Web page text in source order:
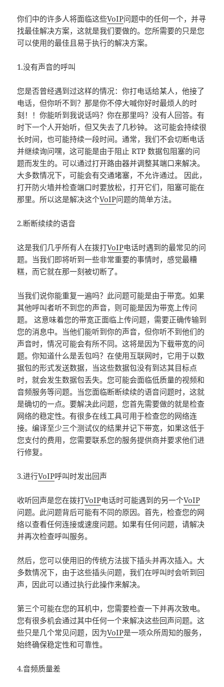
你们中的许多人将面临这些VoIP问题中的任何一个，并寻
找最佳解决方案，这就是我们要做的。您所需要的只是您
可以使用的最佳且易于执行的解决方案。
1.没有声音的呼叫
您是否曾经遇到过这样的情况：你打电话给某人，他接了
电话，但你听不到？那是你不停大喊你好时最烦人的时
刻！！你能听到我说话吗？你在那里吗？没有人回答。有
时下一个人开始听，但又失去了几秒钟。 这可能会持续很
长时间，也可能持续一段时间。通常，我们不会切断电话
并继续询问嘿，这可能是由于阻止 RTP 数据包阻塞的问
题而发生的。可以通过打开路由器并调整其端口来解决。
大多数情况下，可能会有交通堵塞，不允许通过。 因此，
打开防火墙并检查端口时要放松，打开它们，阻塞可能在
那里。所以这是解决这个VoIP问题的简单方法。
2.断断续续的语音
这是我们几乎所有人在拨打VoIP电话时遇到的最常见的问
题。当我们即将听到一些非常重要的事情时，感觉最糟
糕，而它就在那一刻被切断了。
当我们说你能重复一遍吗？此问题可能是由于带宽。如果
其他呼叫者听不到您的声音，则可能是因为带宽上传问
题。 这意味着您的带宽正面临上传问题，需要正确传输到
您的消息中。当他们能听到你的声音，但你听不到他们的
声音时，情况可能会有所不同。这将是因为下载带宽的问
题。你知道什么是丢包吗？在使用互联网时，它用于以数
据包的形式发送数据，当这些数据包没有到达其目标点
时，就会发生数据包丢失。您可能会面临低质量的视频和
音频服务等问题。当您面临断断续续的语音问题时，这就
是确切的一点。要解决此问题，您首先需要做的就是检查
网络的稳定性。有很多在线工具可用于检查您的网络连
接。编译至少三个测试仪的结果并记下带宽，如果这低于
您支付的费用，您需要联系您的服务提供商并要求他们进
行修复。
3.进行VoIP呼叫时发出回声
收听回声是您在拨打VoIP电话时可能遇到的另一个VoIP
问题。此问题背后可能有不同的原因。首先，检查您的网
络以查看任何连接或速度问题。如果有任何问题，请解决
并再次检查呼叫服务。
然后，您可以使用旧的传统方法拔下插头并再次插入。大
多数情况下，由于这些插头问题，我们在呼叫时会听到回
声，因此可以通过执行此操作来解决。
第三个可能在您的耳机中，您需要检查一下并再次致电。
您有很多机会通过其中任何一个来解决这些回声问题。这
些只是几个常见问题，因为VoIP是一项众所周知的服务，
始终确保稳定性和可靠性。
4.音频质量差